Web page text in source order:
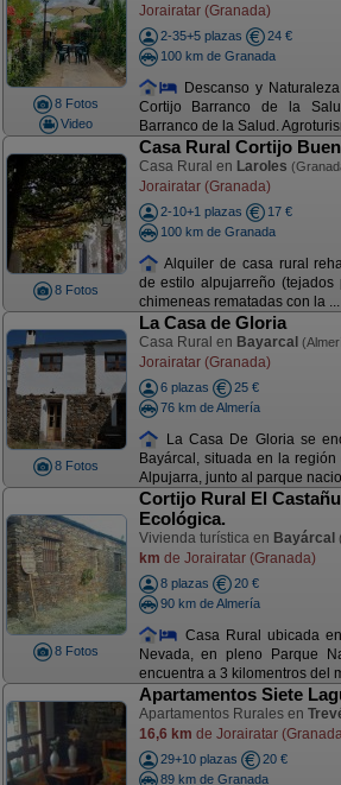
8 Fotos
Video
Jorairatar (Granada)
2-35+5 plazas
24 €
100 km de Granada
Descanso y
Cortijo Barranco de la
Barranco de la Salud.
8 Fotos
Casa Rural Cortijo
Casa Rural en Laroles
Jorairatar (Granada)
2-10+1 plazas
17 €
100 km de Granada
Alquiler de casa rural
de estilo alpujarreño
chimeneas rematadas con la ...
8 Fotos
La Casa de Gloria
Casa Rural en Bayarcal
Jorairatar (Granada)
6 plazas
25 €
76 km de Almería
La Casa De Gloria se
Bayárcal, situada en la
Alpujarra, junto al parque
8 Fotos
Cortijo Rural El
Ecológica.
Vivienda turística en Bayárcal
km de Jorairatar (Granada)
8 plazas
20 €
90 km de Almería
Casa Rural ubicada
Nevada, en pleno Parque
encuentra a 3 kilomentros del
Apartamentos Siete
Apartamentos Rurales en
16,6 km de Jorairatar
29+10 plazas
20 €
89 km de Granada